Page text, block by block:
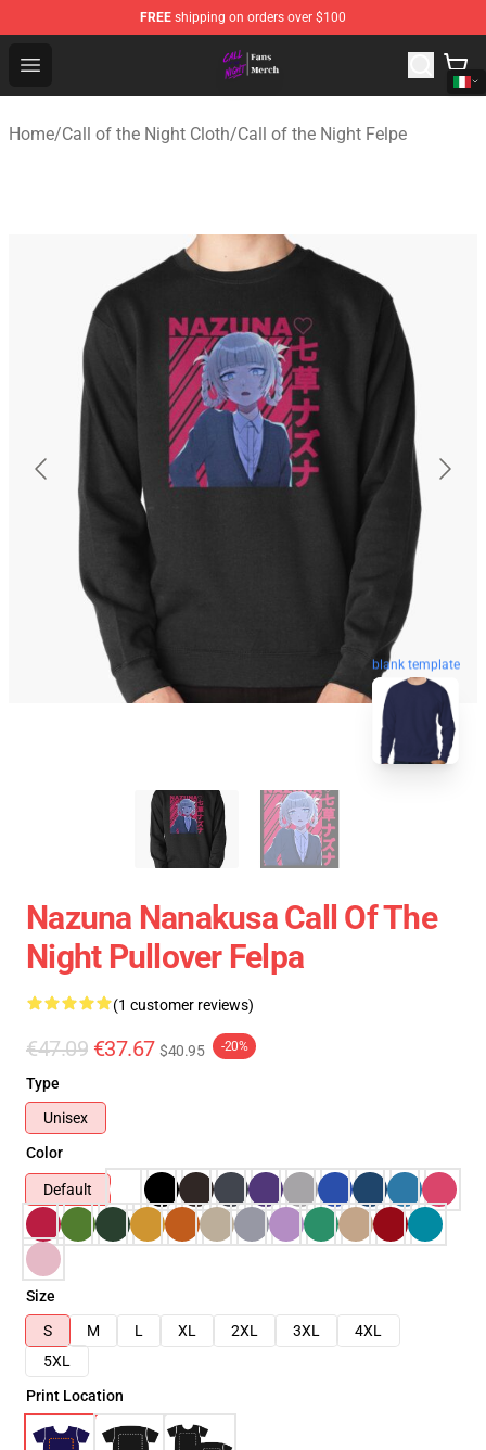
FREE shipping on orders over $100
Open menu
Call of the Night Store - Official Call of the Night
Home/Call of the Night Cloth/Call of the Night Felpe
blank template
Nazuna Nanakusa Call Of The
Night Pullover Felpa
(1 customer reviews)
€47.09 €37.67 $40.95 -20%
Type
Unisex
Color
Default
Size
S
M L XL 2XL 3XL
4XL
5XL
Print Location